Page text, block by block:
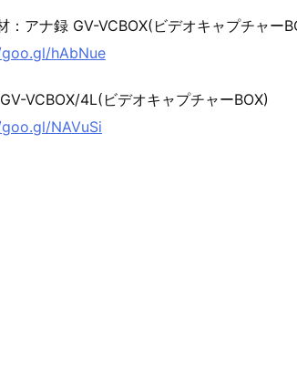
：アナ録 GV-VCBOX(ビデオキャプチャー
hAbNue
VCBOX/4L(ビデオキャプチャーBOX)
NAVuSi